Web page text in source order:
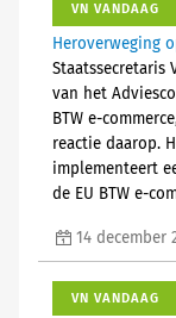
VN VANDAAG
Heroverweging
Staatssecretaris
van het
BTW e-
reactie daarop.
implementeert
de EU BTW e-
14 december
VN VANDAAG